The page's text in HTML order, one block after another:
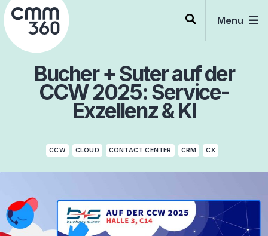
Skip
to
content
Menu
Bucher + Suter auf der
CCW 2025: Service-
Exzellenz & KI
CCW CLOUD CONTACT CENTER CRM CX